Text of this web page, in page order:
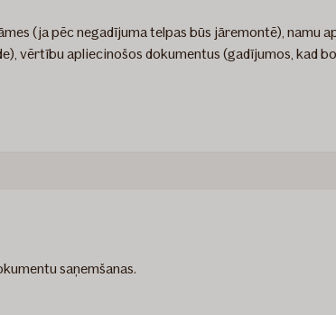
(ja pēc negadījuma telpas būs jāremontē), namu
vērtību apliecinošos dokumentus (gadījumos, kad
saņemšanas.